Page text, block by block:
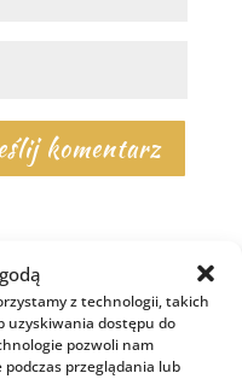
z technologii, takich
uzyskiwania dostępu do
pozwoli nam
przeglądania lub